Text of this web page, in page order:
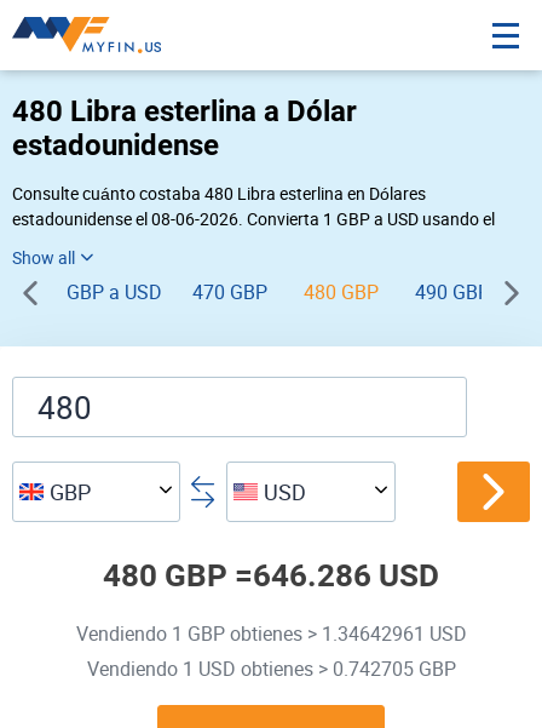
480 Libra esterlina a Dólar
estadounidense
Consulte cuánto costaba 480 Libra esterlina en Dólares
estadounidense el 08-06-2026. Convierta 1 GBP a USD usando el
inversa, vaya a «
GBP a USD 470 GBP 480 GBP 490 GBP
GBP USD
480 GBP =646.286 USD
Vendiendo 1 GBP obtienes > 1.34642961 USD
Vendiendo 1 USD obtienes > 0.742705 GBP